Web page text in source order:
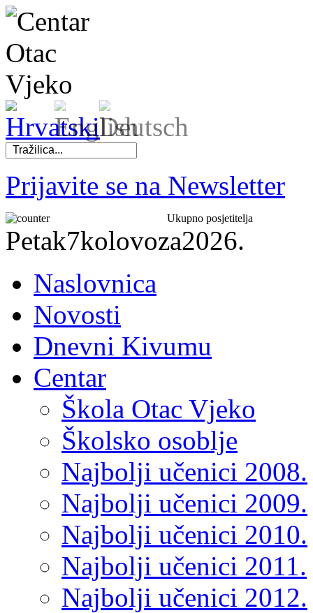
Prijavite se na Newsletter
Ukupno posjetitelja
Petak7kolovoza2026.
Naslovnica
Novosti
Dnevni Kivumu
Centar
Škola Otac Vjeko
Školsko osoblje
Najbolji učenici 2008.
Najbolji učenici 2009.
Najbolji učenici 2010.
Najbolji učenici 2011.
Najbolji učenici 2012.